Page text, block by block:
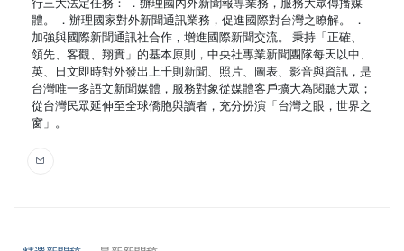
體。 ．辦理國家對外新聞通訊業務，促進國際對台灣之瞭解。 ．
加強與國際新聞通訊社合作，增進國際新聞交流。 秉持「正確、
領先、客觀、翔實」的基本原則，中央社專業新聞團隊每天以中、
英、日文即時對外發出上千則新聞、照片、圖表、影音與資訊，是
台灣唯一多語文新聞媒體，服務對象從媒體客戶擴大為閱聽大眾；
從台灣民眾延伸至全球僑胞與讀者，充分扮演「台灣之眼，世界之
窗」。